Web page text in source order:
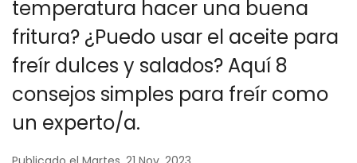
temperatura hacer una buena
fritura? ¿Puedo usar el aceite para
freír dulces y salados? Aquí 8
consejos simples para freír como
un experto/a.